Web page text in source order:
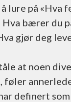
lure på «Hva
bærer du
gjør deg
at noen
føler
definert